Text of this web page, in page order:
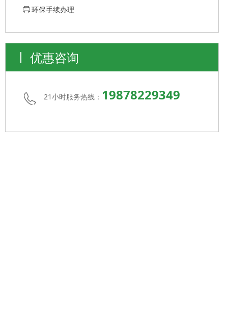
优惠咨询
21小时服务热线： 19878229349
ꁧ 环保手续办理